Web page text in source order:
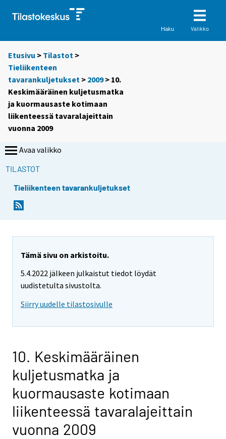
Haku Valikko
Etusivu > Tilastot >
Tieliikenteen
tavarankuljetukset > 2009> 10.
Keskimääräinen kuljetusmatka
ja kuormausaste kotimaan
liikenteessä tavaralajeittain
vuonna 2009
Avaa valikko
TILASTOT
Tieliikenteen tavarankuljetukset
Tämä sivu on arkistoitu.
5.4.2022 jälkeen julkaistut tiedot löydät
uudistetulta sivustolta.
Siirry uudelle tilastosivulle
10. Keskimääräinen
kuljetusmatka ja
kuormausaste kotimaan
liikenteessä tavaralajeittain
vuonna 2009